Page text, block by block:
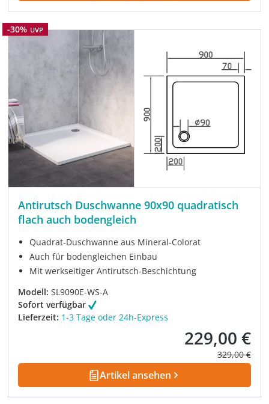
Rabatt
-30% UVP
Antirutsch Duschwanne 90x90 quadratisch
flach auch bodengleich
Quadrat-Duschwanne aus Mineral-Colorat
Auch für bodengleichen Einbau
Mit werkseitiger Antirutsch-Beschichtung
Modell: SL9090E-WS-A
Sofort verfügbar
Lieferzeit: 1-3 Tage oder 24h-Express
Verkaufspreis:
229,00 €
Regulärer
329,00 €
Artikel ansehen